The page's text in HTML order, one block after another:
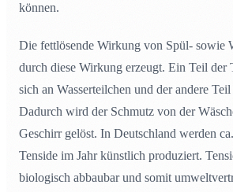
können.
Die fettlösende Wirkung von Spül- sowie
durch diese Wirkung erzeugt. Ein Teil der
sich an Wasserteilchen und der andere
Dadurch wird der Schmutz von der
Geschirr gelöst. In Deutschland werden
Tenside im Jahr künstlich produziert.
biologisch abbaubar und somit